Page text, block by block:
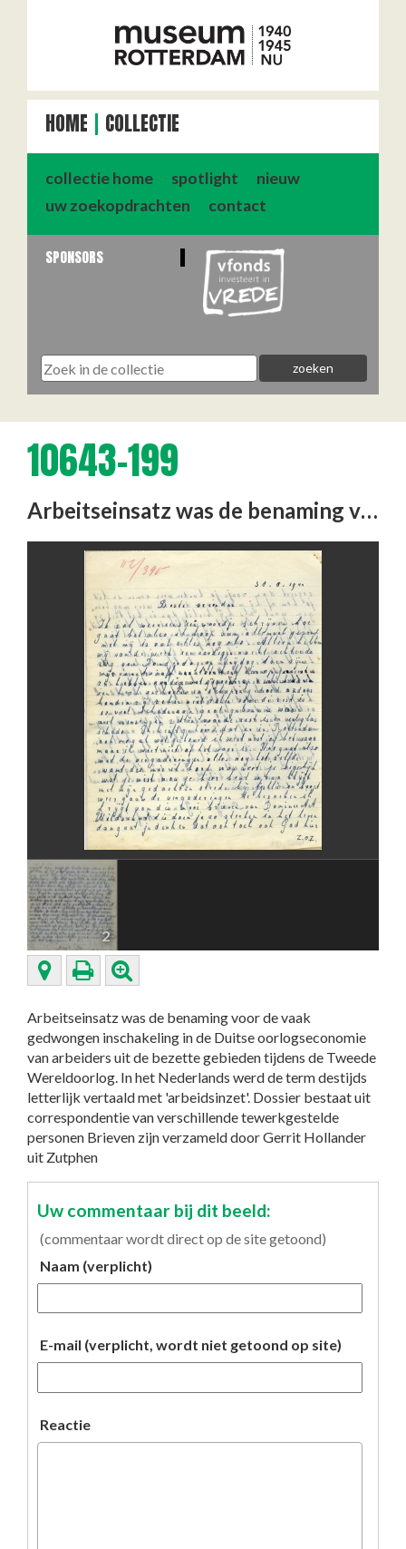
HOME COLLECTIE
collectie home spotlight
nieuw
uw zoekopdrachten
contact
SPONSORS
10643-199
Arbeitseinsatz was de benaming voor de vaak gedwongen inschakeling in de Duitse oorlogseconomie van arbeiders uit de …
2
Arbeitseinsatz was de benaming voor de vaak
gedwongen inschakeling in de Duitse oorlogseconomie
van arbeiders uit de bezette gebieden tijdens de Tweede
Wereldoorlog. In het Nederlands werd de term destijds
letterlijk vertaald met 'arbeidsinzet'. Dossier bestaat uit
correspondentie van verschillende tewerkgestelde
personen Brieven zijn verzameld door Gerrit Hollander
uit Zutphen
Uw commentaar bij dit beeld:
(commentaar wordt direct op de site getoond)
Naam (verplicht)
E-mail (verplicht, wordt niet getoond op site)
Reactie